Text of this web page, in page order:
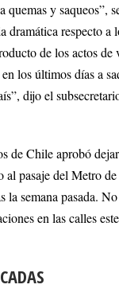
quemas y saqueos”,
dramática respecto a
de los actos
los últimos días a
dijo el
de Chile aprobó
al pasaje del Metro
la semana pasada.
en las calles